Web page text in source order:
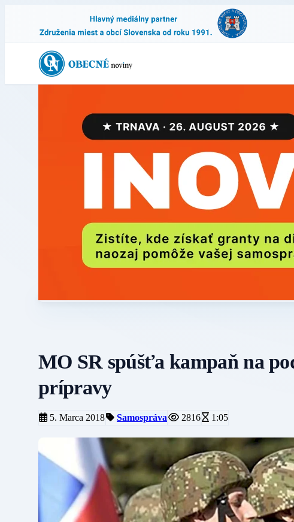
MO SR spúšťa kampaň na
prípravy
5. Marca 2018 Samospráva 2816 1:05